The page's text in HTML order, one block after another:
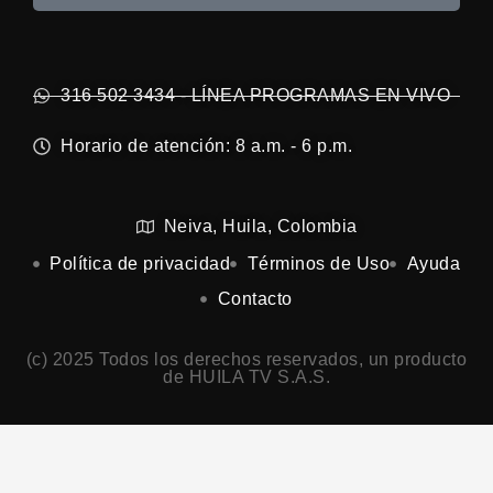
316 502 3434 - LÍNEA PROGRAMAS EN VIVO
Horario de atención: 8 a.m. - 6 p.m.
Neiva, Huila, Colombia
Política de privacidad
Términos de Uso
Ayuda
Contacto
(c) 2025 Todos los derechos reservados, un producto
de HUILA TV S.A.S.